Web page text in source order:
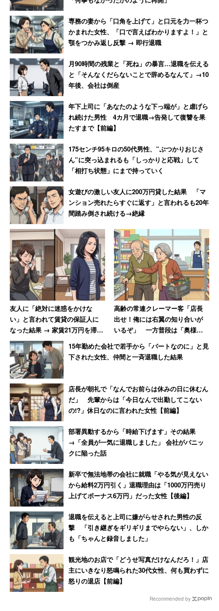
専務の妻から「口角を上げて」と口元を力一杯つ
かまれた女性、「口で言えばわかりますよ！」と
顎をつかみ返し反撃 → 即行退職
月90時間の残業と「死ね」の暴言…退職を伝える
と「そんなくだらないことで辞めるなんて」→10
年後、会社は倒産
年下上司に「あなたのような下っ端が」と虐げら
れ続けた男性 4カ月で退職→告発して復讐を果
たすまで【前編】
175センチ95キロの50代男性、”ぶつかりおじさ
ん”に突っ込まれるも「しっかりと応戦」して
「相打ち状態」にまで持っていく
女遊びの激しい友人に200万円貸した結果 「マ
ンション売れたらすぐに返す」と言われるも20年
間踏み倒され続ける→絶縁
友人に「絶対に迷惑をかけな
い」と言われて賃貸の保証人に
なった結果 → 家賃21万円を滞
納、「実家に連絡する」と言っ
て絶縁した女性
高齢の常連クレーマー客「店長
出せ！俺には右翼の知り合いが
いるぞ」 一方普段は「奥様と
一緒だと大人しく買い物」
15年勤めた会社で若手から「パートなのに」と見
下された女性、仲間と一斉退職した結果
店長が朝礼で「なんでお前らは休みの日に休むん
だ」 先輩からは「今日なんで出勤してこない
の!?」休日なのに言われた女性【前編】
部署異動するから「時給下げます」その結果
→「全員が一気に退職しました」 会社がパニッ
クに陥った話
新卒で無法地帯の会社に就職「やる気が見えない
から給料2万円引く」退職理由は「1000万円売り
上げてボーナス6万円」だった女性【後編】
退職を伝えると上司に嫌がらせされた男性の反
撃 「引き継ぎをギリギリまでやらない」、しか
も「ちゃんと録音しました」
観光地のお店で「どうせ写真だけなんだろ！」店
主にいきなり怒鳴られた30代女性、何も買わずに
怒りの退店【前編】
Recommended by